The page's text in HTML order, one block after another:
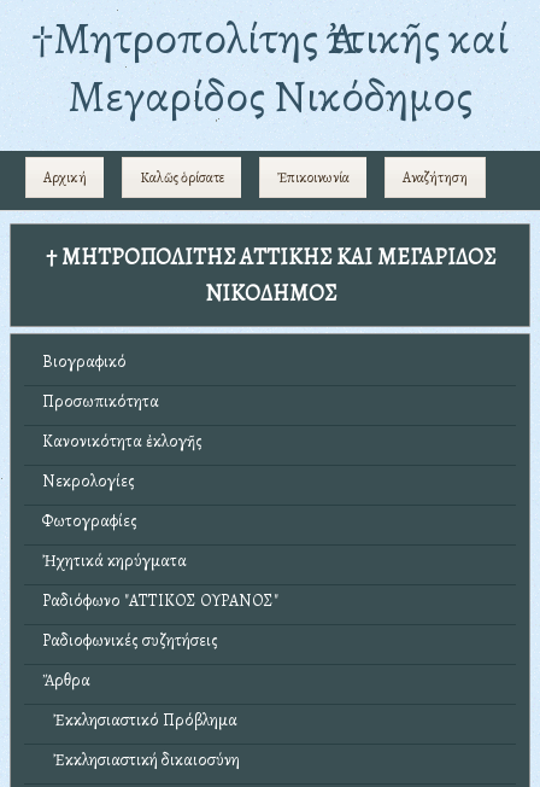
†Mητροπολίτης Ἀττικῆς καί
Μεγαρίδος Νικόδημος
Αρχική Καλῶς ὁρίσατε Ἐπικοινωνία Αναζήτηση
† ΜΗΤΡΟΠΟΛΙΤΗΣ ΑΤΤΙΚΗΣ ΚΑΙ ΜΕΓΑΡΙΔΟΣ
ΝΙΚΟΔΗΜΟΣ
Βιογραφικό
Προσωπικότητα
Κανονικότητα ἐκλογῆς
Νεκρολογίες
Φωτογραφίες
Ἠχητικά κηρύγματα
Ραδιόφωνο "ΑΤΤΙΚΟΣ ΟΥΡΑΝΟΣ"
Ραδιοφωνικές συζητήσεις
Ἄρθρα
Ἐκκλησιαστικό Πρόβλημα
Ἐκκλησιαστική δικαιοσύνη